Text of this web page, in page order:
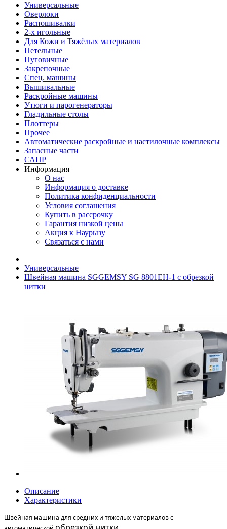
Универсальные
Оверлоки
Распошивалки
2-х игольные
Для Кожи и Тяжёлых материалов
Петельные
Пуговичные
Закрепочные
Спец. машины
Вышивальные
Раскройные машины
Утюги и парогенераторы
Гладильные столы
Плоттеры
Прочее
Автоматические раскройные и настилочные комплексы
Запасные части
САПР
Информация
О нас
Информация о доставке
Политика конфиденциальности
Условия соглашения
Купить в рассрочку
Гарантия низкой цены
Акция к Наурызу
Связаться с нами
Универсальные
Швейная машина SGGEMSY SG 8801EH-1 с обрезкой
нитки
Описание
Характеристики
Швейная машина для средних и тяжелых материалов с